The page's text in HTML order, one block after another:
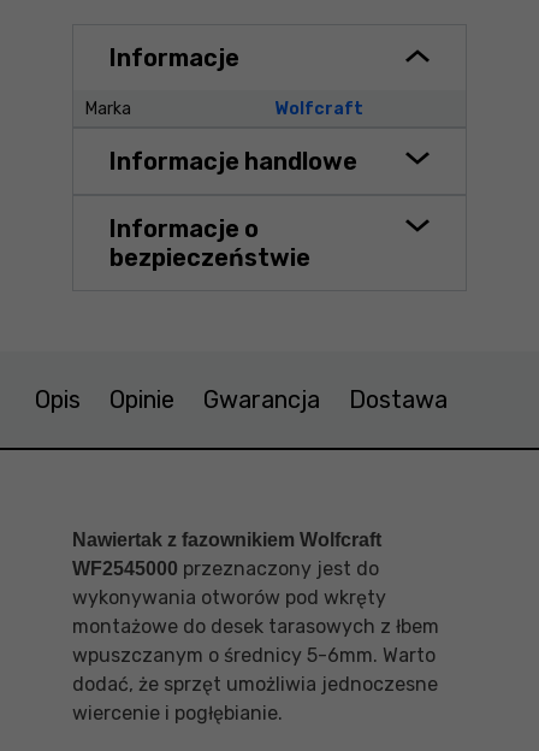
Informacje
Marka Wolfcraft
Informacje handlowe
Informacje o
bezpieczeństwie
Opis Opinie Gwarancja Dostawa
Nawiertak z fazownikiem Wolfcraft
WF2545000 przeznaczony jest do
wykonywania otworów pod wkręty
montażowe do desek tarasowych z łbem
wpuszczanym o średnicy 5-6mm. Warto
dodać, że sprzęt umożliwia jednoczesne
wiercenie i pogłębianie.